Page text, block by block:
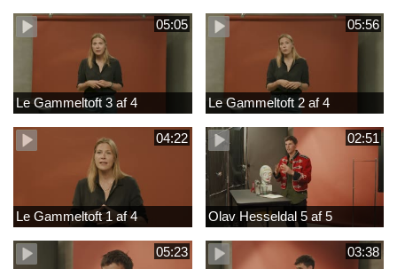
05:05
Le Gammeltoft 3 af 4
05:56
Le Gammeltoft 2 af 4
04:22
Le Gammeltoft 1 af 4
02:51
Olav Hesseldal 5 af 5
05:23 03:38